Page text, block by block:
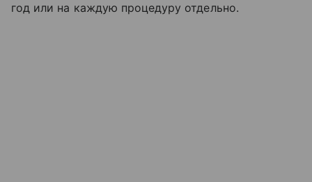
год или на каждую процедуру отдельно.